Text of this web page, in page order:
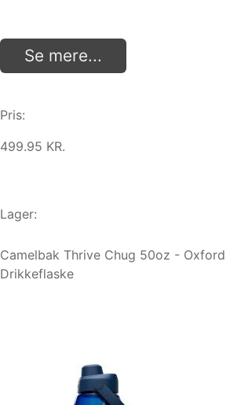
Se mere...
Pris:
499.95 KR.
Lager:
Camelbak Thrive Chug 50oz -
Drikkeflaske